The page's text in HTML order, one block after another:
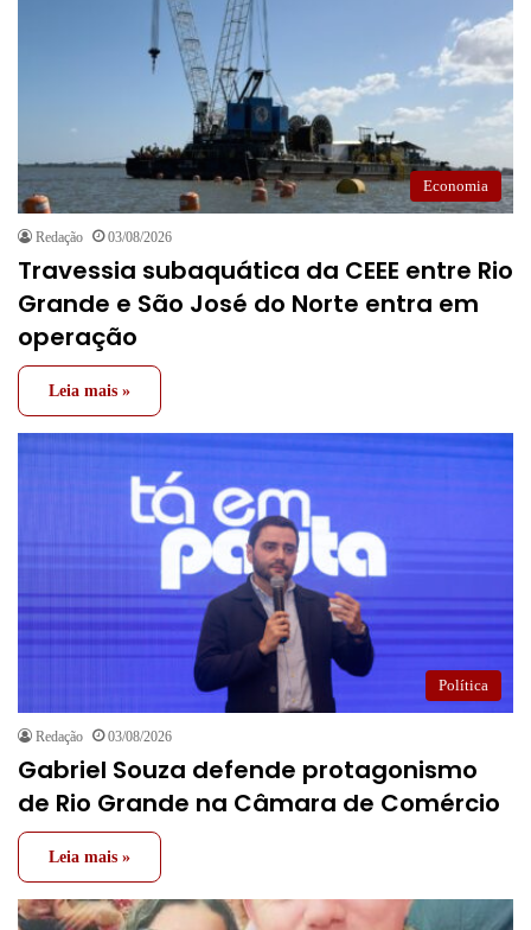
Economia
Redação 03/08/2026
Travessia subaquática da CEEE entre Rio
Grande e São José do Norte entra em
operação
Leia mais »
Política
Redação 03/08/2026
Gabriel Souza defende protagonismo
de Rio Grande na Câmara de Comércio
Leia mais »